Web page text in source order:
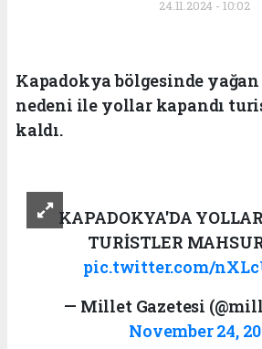
24.11.2024 - 10:02
Kapadokya bölgesinde
nedeni ile yollar kapandı
kaldı.
KAPADOKYA'DA
TURİSTLER
pic.twitter.com/
— Millet Gazetesi
November 24,